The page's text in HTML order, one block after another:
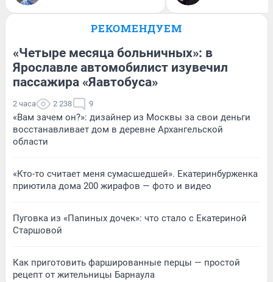
РЕКОМЕНДУЕМ
«Четыре месяца больничных»: в
Ярославле автомобилист изувечил
пассажира «Яавтобуса»
2 часа 2 238 9
«Вам зачем он?»: дизайнер из Москвы за свои деньги
восстанавливает дом в деревне Архангельской
области
«Кто-то считает меня сумасшедшей». Екатеринбурженка
приютила дома 200 жирафов — фото и видео
Пуговка из «Папиных дочек»: что стало с Екатериной
Старшовой
Как приготовить фаршированные перцы — простой
рецепт от жительницы Барнаула